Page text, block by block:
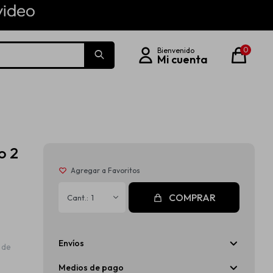
0
2
1 COMPRAR
Envíos
Medios de pago